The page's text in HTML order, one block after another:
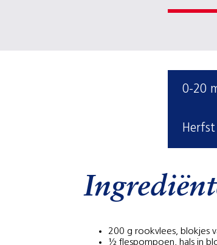
0-20
Herfst
200 g rookvlees, blokjes
½ flespompoen, hals in